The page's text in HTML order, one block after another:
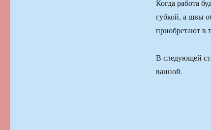
Когда работа
губкой, а швы
приобретают в
В следующей
ванной.